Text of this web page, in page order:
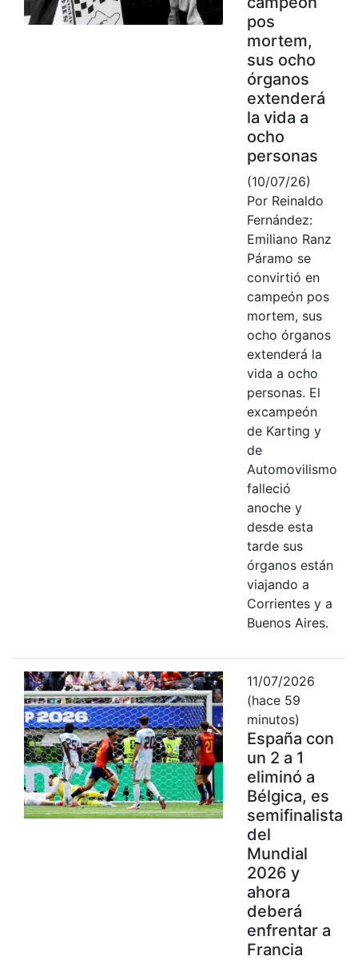
pos
mortem,
sus ocho
órganos
extenderá
la vida a
ocho
personas
(10/07/26)
Por Reinaldo
Fernández:
Emiliano Ranz
Páramo se
convirtió en
campeón pos
mortem, sus
ocho órganos
extenderá la
vida a ocho
personas. El
excampeón
de Karting y
de
Automovilismo
falleció
anoche y
desde esta
tarde sus
órganos están
viajando a
Corrientes y a
Buenos Aires.
11/07/2026
(hace 59
minutos)
España con
un 2 a 1
eliminó a
Bélgica, es
semifinalista
del
Mundial
2026 y
ahora
deberá
enfrentar a
Francia